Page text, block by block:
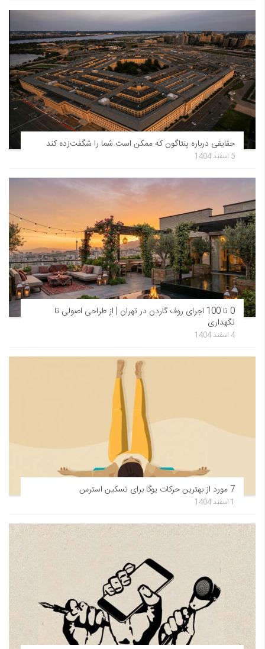
حقایقی درباره پنتاگون که ممکن است شما را شگفت‌زده کند
5 اسفند 1404
0 تا 100 اجرای روف گاردن در تهران | از طراحی اصولی تا
نگهداری
4 اسفند 1404
7 مورد از بهترین حرکات یوگا برای تسکین استرس
1 اسفند 1404